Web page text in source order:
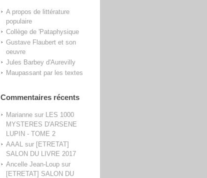
A propos de littérature
populaire
Collège de 'Pataphysique
Gustave Flaubert et son
oeuvre
Jules Barbey d'Aurevilly
Maupassant par les textes
Commentaires récents
Mariannesur LES 1000
MYSTERES D'ARSENE
LUPIN - TOME 2
AAALsur [ETRETAT]
SALON DU LIVRE 2017
Ancelle Jean-Loupsur
[ETRETAT] SALON DU